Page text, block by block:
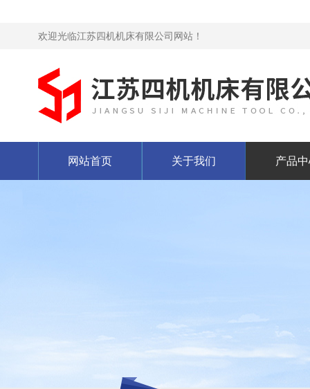
欢迎光临江苏四机机床有限公司网站！
网站首页 关于我们 产品